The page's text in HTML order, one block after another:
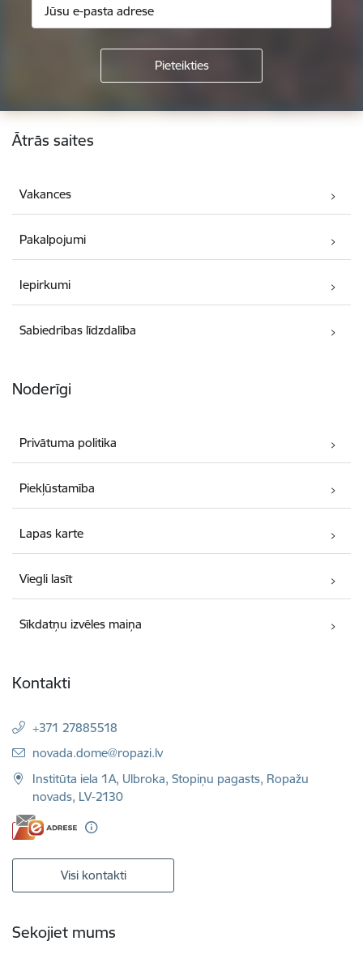
Kājene
Ātrās saites
Vakances
Pakalpojumi
Iepirkumi
Sabiedrības līdzdalība
Noderīgi
Privātuma politika
Piekļūstamība
Lapas karte
Viegli lasīt
Sīkdatņu izvēles maiņa
Kontakti
+371 27885518
E-pasts:
novada.dome@ropazi.lv
Institūta iela 1A, Ulbroka, Stopiņu pagasts, Ropažu
novads, LV-2130
Visi kontakti
Sekojiet mums